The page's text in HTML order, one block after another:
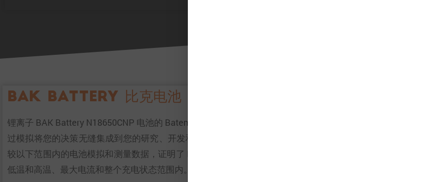
BAK Battery 比克电池 N18650CNP 模型
锂离子 BAK Battery N18650CNP 电池的 Batemo 电池模型是一个高精度的物理电池模型，具有全局有效性
过模拟将您的决策无缝集成到您的研究、开发和电池分析中。有关巴特莫电池模型的特性和功能的详细信息
较以下范围内的电池模拟和测量数据，证明了 Batemo 电池模型的准确性和有效性。验证范围广泛，实验特
低温和高温、最大电流和整个充电状态范围内。